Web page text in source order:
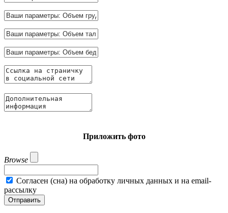
Приложить фото
Browse
Согласен (сна) на обработку личных данных и на email-
рассылку
Отправить